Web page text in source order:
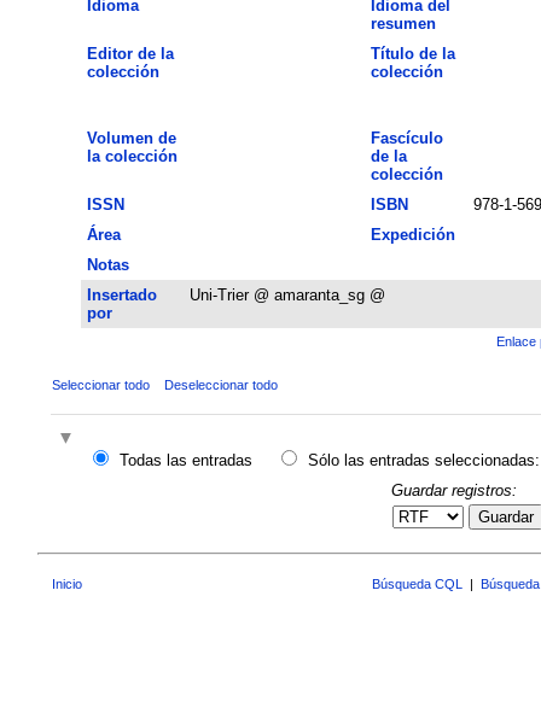
Idioma
Idioma del
resumen
Editor de la
colección
Título de la
colección
Volumen de
la colección
Fascículo
de la
colección
ISSN
ISBN
978-1-
Área
Expedición
Notas
Insertado
por
Uni-Trier @ amaranta_sg @
Enlace
Seleccionar todo Deseleccionar todo
Todas las entradas
Sólo las entradas seleccionadas:
Guardar registros:
Guardar
Inicio Búsqueda CQL